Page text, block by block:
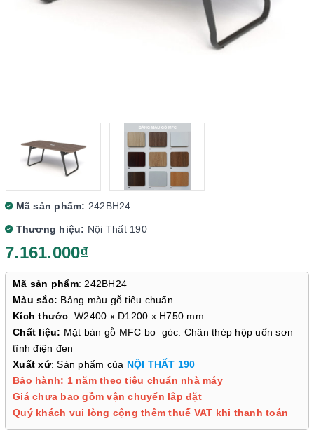
Mã sản phẩm: 242BH24
Thương hiệu: Nội Thất 190
7.161.000₫
Mã sản phẩm: 242BH24
Màu sắc: Bảng màu gỗ tiêu chuẩn
Kích thước: W2400 x D1200 x H750 mm
Chất liệu: Mặt bàn gỗ MFC bo góc. Chân thép hộp uốn sơn
tĩnh điện đen
Xuất xứ: Sản phẩm của NỘI THẤT 190
Bảo hành: 1 năm theo tiêu chuẩn nhà máy
Giá chưa bao gồm vận chuyển lắp đặt
Quý khách vui lòng cộng thêm thuế VAT khi thanh toán